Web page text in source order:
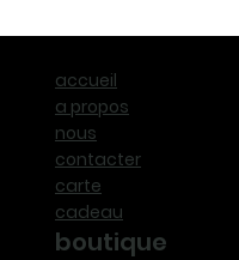
accueil
a propos
nous
contacter
carte
cadeau
boutique